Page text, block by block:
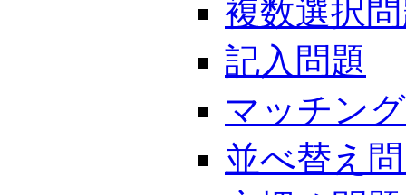
複数選択
記入問題
マッチン
並べ替え